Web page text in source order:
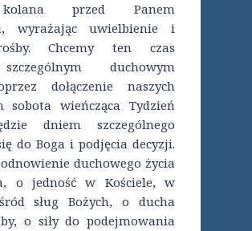
przed Panem
wyrażając uwielbienie i
Chcemy ten czas
duchowym
dołączenie naszych
sobota wieńcząca Tydzień
dniem szczególnego
do Boga i podjęcia decyzji.
duchowego życia
o jedność w Kościele, w
sług Bożych, o ducha
o siły do podejmowania